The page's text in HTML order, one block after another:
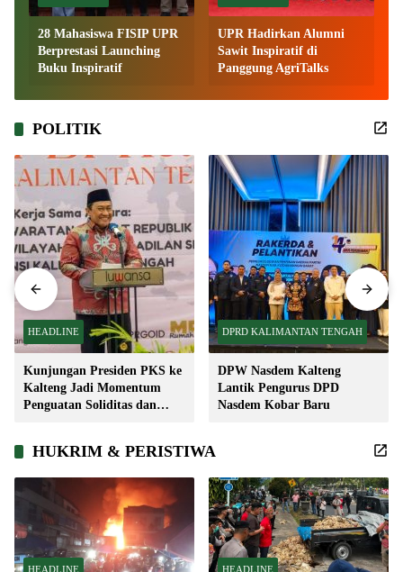
28 Mahasiswa FISIP UPR
Berprestasi Launching
Buku Inspiratif
UPR Hadirkan Alumni
Sawit Inspiratif di
Panggung AgriTalks
POLITIK
HEADLINE
Kunjungan Presiden PKS ke
Kalteng Jadi Momentum
Penguatan Soliditas dan
DPRD KALIMANTAN TENGAH
DPW Nasdem Kalteng
Lantik Pengurus DPD
Nasdem Kobar Baru
HUKRIM & PERISTIWA
HEADLINE HEADLINE